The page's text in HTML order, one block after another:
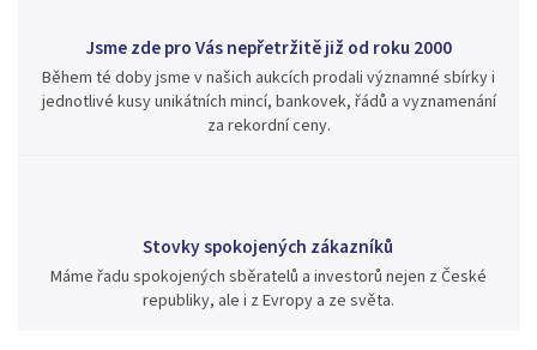
Jsme zde pro Vás nepřetržitě již od roku 2000
Během té doby jsme v našich aukcích prodali významné sbírky i
jednotlivé kusy unikátních mincí, bankovek, řádů a vyznamenání
za rekordní ceny.
Stovky spokojených zákazníků
Máme řadu spokojených sběratelů a investorů nejen z České
republiky, ale i z Evropy a ze světa.